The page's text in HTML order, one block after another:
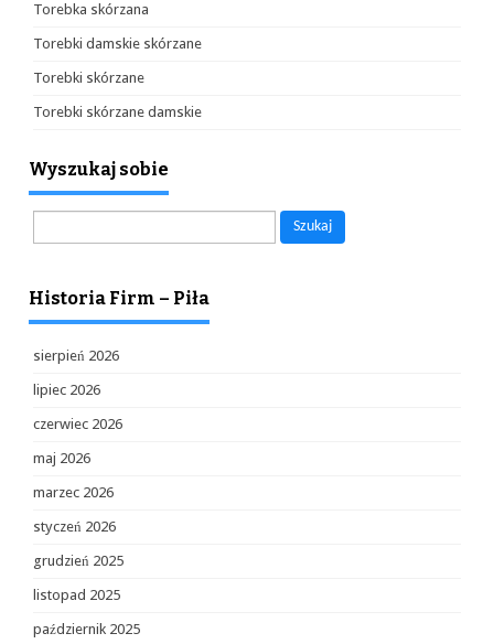
Torebka skórzana
Torebki damskie skórzane
Torebki skórzane
Torebki skórzane damskie
Wyszukaj sobie
Historia Firm – Piła
sierpień 2026
lipiec 2026
czerwiec 2026
maj 2026
marzec 2026
styczeń 2026
grudzień 2025
listopad 2025
październik 2025